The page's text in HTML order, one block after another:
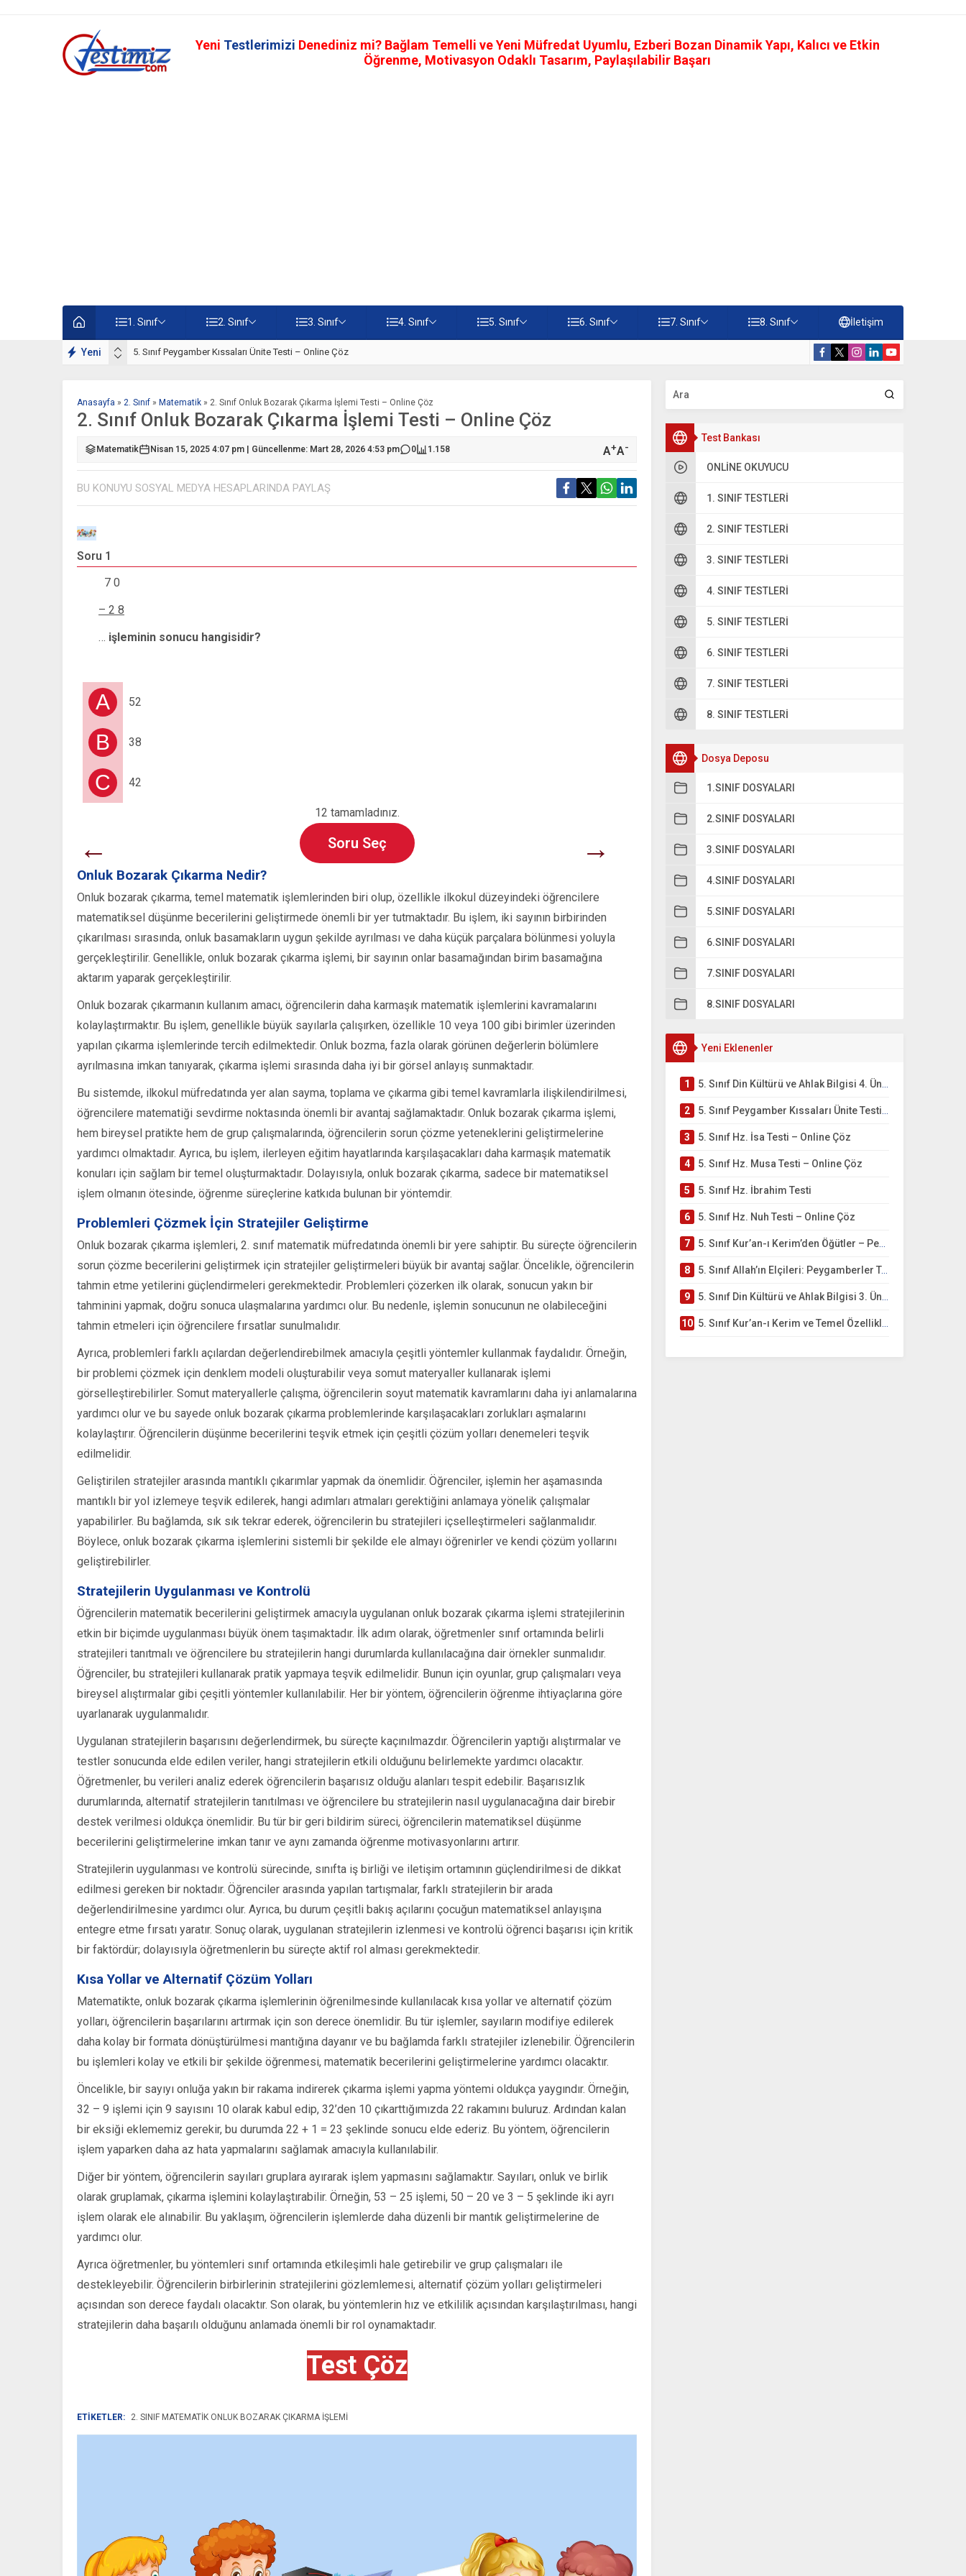
Yeni Testlerimizi Denediniz mi? Bağlam Temelli ve Yeni Müfredat Uyumlu, Ezberi Bozan Dinamik Yapı, Kalıcı ve Etkin
Öğrenme, Motivasyon Odaklı Tasarım, Paylaşılabilir Başarı
1. Sınıf 2. Sınıf 3. Sınıf 4. Sınıf 5. Sınıf 6. Sınıf 7. Sınıf 8. Sınıf İletişim
Yeni 5. Sınıf Peygamber Kıssaları Ünite Testi – Online Çöz
Test Bankası
ONLINE OKUYUCU
1. SINIF TESTLERI
2. SINIF TESTLERI
3. SINIF TESTLERI
4. SINIF TESTLERI
5. SINIF TESTLERI
6. SINIF TESTLERI
7. SINIF TESTLERI
8. SINIF TESTLERI
Dosya Deposu
1.SINIF DOSYALARI
2.SINIF DOSYALARI
3.SINIF DOSYALARI
4.SINIF DOSYALARI
5.SINIF DOSYALARI
6.SINIF DOSYALARI
7.SINIF DOSYALARI
8.SINIF DOSYALARI
Yeni Eklenenler
1 5. Sınıf Din Kültürü ve Ahlak Bilgisi 4. Ünite: Peygamber Kıssaları Çalışmaları
2 5. Sınıf Peygamber Kıssaları Ünite Testi – Online Çöz
3 5. Sınıf Hz. İsa Testi – Online Çöz
4 5. Sınıf Hz. Musa Testi – Online Çöz
5 5. Sınıf Hz. İbrahim Testi
6 5. Sınıf Hz. Nuh Testi – Online Çöz
7 5. Sınıf Kur’an-ı Kerim’den Öğütler – Peygamber Kıssaları Testi – Online Çöz
8 5. Sınıf Allah’ın Elçileri: Peygamberler Testi – Online Çöz
9 5. Sınıf Din Kültürü ve Ahlak Bilgisi 3. Ünite: Kur’an-ı Kerim Çalışmaları
10 5. Sınıf Kur’an-ı Kerim ve Temel Özellikleri Testi – Online Çöz
Anasayfa » 2. Sınıf » Matematik » 2. Sınıf Onluk Bozarak Çıkarma İşlemi Testi – Online Çöz
2. Sınıf Onluk Bozarak Çıkarma İşlemi Testi – Online Çöz
Matematik Nisan 15, 2025 4:07 pm | Güncellenme: Mart 28, 2026 4:53 pm 0 1.158 A+A-
BU KONUYU SOSYAL MEDYA HESAPLARINDA PAYLAŞ
Soru 1
7 0
– 2 8
… işleminin sonucu hangisidir?
A 52
B 38
C 42
8 8
B 59
12 tamamladınız.
← Soru Seç →
Onluk Bozarak Çıkarma Nedir?
Onluk bozarak çıkarma, temel matematik işlemlerinden biri olup, özellikle ilkokul düzeyindeki öğrencilere
matematiksel düşünme becerilerini geliştirmede önemli bir yer tutmaktadır. Bu işlem, iki sayının birbirinden
çıkarılması sırasında, onluk basamakların uygun şekilde ayrılması ve daha küçük parçalara bölünmesi yoluyla
gerçekleştirilir. Genellikle, onluk bozarak çıkarma işlemi, bir sayının onlar basamağından birim basamağına
aktarım yaparak gerçekleştirilir.
Onluk bozarak çıkarmanın kullanım amacı, öğrencilerin daha karmaşık matematik işlemlerini kavramalarını
kolaylaştırmaktır. Bu işlem, genellikle büyük sayılarla çalışırken, özellikle 10 veya 100 gibi birimler üzerinden
yapılan çıkarma işlemlerinde tercih edilmektedir. Onluk bozma, fazla olarak görünen değerlerin bölümlere
ayrılmasına imkan tanıyarak, çıkarma işlemi sırasında daha iyi bir görsel anlayış sunmaktadır.
Bu sistemde, ilkokul müfredatında yer alan sayma, toplama ve çıkarma gibi temel kavramlarla ilişkilendirilmesi,
öğrencilere matematiği sevdirme noktasında önemli bir avantaj sağlamaktadır. Onluk bozarak çıkarma işlemi,
hem bireysel pratikte hem de grup çalışmalarında, öğrencilerin sorun çözme yeteneklerini geliştirmelerine
yardımcı olmaktadır. Ayrıca, bu işlem, ilerleyen eğitim hayatlarında karşılaşacakları daha karmaşık matematik
konuları için sağlam bir temel oluşturmaktadır. Dolayısıyla, onluk bozarak çıkarma, sadece bir matematiksel
işlem olmanın ötesinde, öğrenme süreçlerine katkıda bulunan bir yöntemdir.
Problemleri Çözmek İçin Stratejiler Geliştirme
Onluk bozarak çıkarma işlemleri, 2. sınıf matematik müfredatında önemli bir yere sahiptir. Bu süreçte öğrencilerin
sorun çözme becerilerini geliştirmek için stratejiler geliştirmeleri büyük bir avantaj sağlar. Öncelikle, öğrencilerin
tahmin etme yetilerini güçlendirmeleri gerekmektedir. Problemleri çözerken ilk olarak, sonucun yakın bir
tahminini yapmak, doğru sonuca ulaşmalarına yardımcı olur. Bu nedenle, işlemin sonucunun ne olabileceğini
tahmin etmeleri için öğrencilere fırsatlar sunulmalıdır.
Ayrıca, problemleri farklı açılardan değerlendirebilmek amacıyla çeşitli yöntemler kullanmak faydalıdır. Örneğin,
bir problemi çözmek için denklem modeli oluşturabilir veya somut materyaller kullanarak işlemi
görselleştirebilirler. Somut materyallerle çalışma, öğrencilerin soyut matematik kavramlarını daha iyi anlamalarına
yardımcı olur ve bu sayede onluk bozarak çıkarma problemlerinde karşılaşacakları zorlukları aşmalarını
kolaylaştırır. Öğrencilerin düşünme becerilerini teşvik etmek için çeşitli çözüm yolları denemeleri teşvik
edilmelidir.
Geliştirilen stratejiler arasında mantıklı çıkarımlar yapmak da önemlidir. Öğrenciler, işlemin her aşamasında
mantıklı bir yol izlemeye teşvik edilerek, hangi adımları atmaları gerektiğini anlamaya yönelik çalışmalar
yapabilirler. Bu bağlamda, sık sık tekrar ederek, öğrencilerin bu stratejileri içselleştirmeleri sağlanmalıdır.
Böylece, onluk bozarak çıkarma işlemlerini sistemli bir şekilde ele almayı öğrenirler ve kendi çözüm yollarını
geliştirebilirler.
Stratejilerin Uygulanması ve Kontrolü
Öğrencilerin matematik becerilerini geliştirmek amacıyla uygulanan onluk bozarak çıkarma işlemi stratejilerinin
etkin bir biçimde uygulanması büyük önem taşımaktadır. İlk adım olarak, öğretmenler sınıf ortamında belirli
stratejileri tanıtmalı ve öğrencilere bu stratejilerin hangi durumlarda kullanılacağına dair örnekler sunmalıdır.
Öğrenciler, bu stratejileri kullanarak pratik yapmaya teşvik edilmelidir. Bunun için oyunlar, grup çalışmaları veya
bireysel alıştırmalar gibi çeşitli yöntemler kullanılabilir. Her bir yöntem, öğrencilerin öğrenme ihtiyaçlarına göre
uyarlanarak uygulanmalıdır.
Uygulanan stratejilerin başarısını değerlendirmek, bu süreçte kaçınılmazdır. Öğrencilerin yaptığı alıştırmalar ve
testler sonucunda elde edilen veriler, hangi stratejilerin etkili olduğunu belirlemekte yardımcı olacaktır.
Öğretmenler, bu verileri analiz ederek öğrencilerin başarısız olduğu alanları tespit edebilir. Başarısızlık
durumlarında, alternatif stratejilerin tanıtılması ve öğrencilere bu stratejilerin nasıl uygulanacağına dair birebir
destek verilmesi oldukça önemlidir. Bu tür bir geri bildirim süreci, öğrencilerin matematiksel düşünme
becerilerini geliştirmelerine imkan tanır ve aynı zamanda öğrenme motivasyonlarını artırır.
Stratejilerin uygulanması ve kontrolü sürecinde, sınıfta iş birliği ve iletişim ortamının güçlendirilmesi de dikkat
edilmesi gereken bir noktadır. Öğrenciler arasında yapılan tartışmalar, farklı stratejilerin bir arada
değerlendirilmesine yardımcı olur. Ayrıca, bu durum çeşitli bakış açılarını çocuğun matematiksel anlayışına
entegre etme fırsatı yaratır. Sonuç olarak, uygulanan stratejilerin izlenmesi ve kontrolü öğrenci başarısı için kritik
bir faktördür; dolayısıyla öğretmenlerin bu süreçte aktif rol alması gerekmektedir.
Kısa Yollar ve Alternatif Çözüm Yolları
Matematikte, onluk bozarak çıkarma işlemlerinin öğrenilmesinde kullanılacak kısa yollar ve alternatif çözüm
yolları, öğrencilerin başarılarını artırmak için son derece önemlidir. Bu tür işlemler, sayıların modifiye edilerek
daha kolay bir formata dönüştürülmesi mantığına dayanır ve bu bağlamda farklı stratejiler izlenebilir. Öğrencilerin
bu işlemleri kolay ve etkili bir şekilde öğrenmesi, matematik becerilerini geliştirmelerine yardımcı olacaktır.
Öncelikle, bir sayıyı onluğa yakın bir rakama indirerek çıkarma işlemi yapma yöntemi oldukça yaygındır. Örneğin,
32 – 9 işlemi için 9 sayısını 10 olarak kabul edip, 32’den 10 çıkarttığımızda 22 rakamını buluruz. Ardından kalan
bir eksiği eklememiz gerekir, bu durumda 22 + 1 = 23 şeklinde sonucu elde ederiz. Bu yöntem, öğrencilerin
işlem yaparken daha az hata yapmalarını sağlamak amacıyla kullanılabilir.
Diğer bir yöntem, öğrencilerin sayıları gruplara ayırarak işlem yapmasını sağlamaktır. Sayıları, onluk ve birlik
olarak gruplamak, çıkarma işlemini kolaylaştırabilir. Örneğin, 53 – 25 işlemi, 50 – 20 ve 3 – 5 şeklinde iki ayrı
işlem olarak ele alınabilir. Bu yaklaşım, öğrencilerin işlemlerde daha düzenli bir mantık geliştirmelerine de
yardımcı olur.
Ayrıca öğretmenler, bu yöntemleri sınıf ortamında etkileşimli hale getirebilir ve grup çalışmaları ile
destekleyebilir. Öğrencilerin birbirlerinin stratejilerini gözlemlemesi, alternatif çözüm yolları geliştirmeleri
açısından son derece faydalı olacaktır. Son olarak, bu yöntemlerin hız ve etkililik açısından karşılaştırılması, hangi
stratejilerin daha başarılı olduğunu anlamada önemli bir rol oynamaktadır.
Test Çöz
ETİKETLER: 2. SINIF MATEMATIK ONLUK BOZARAK ÇIKARMA İŞLEMI